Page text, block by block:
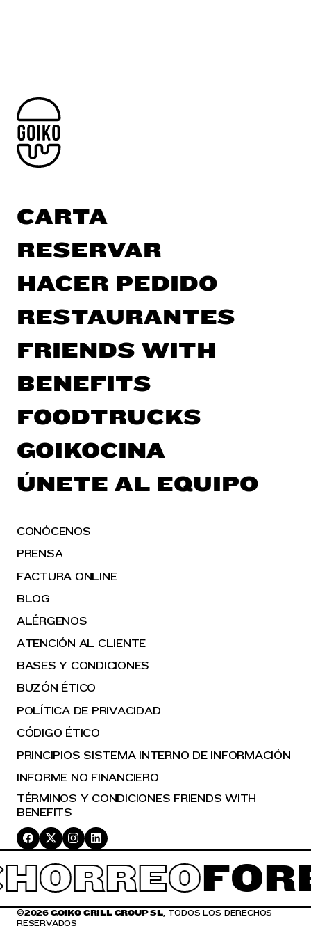
CARTA
RESERVAR
HACER PEDIDO
RESTAURANTES
FRIENDS WITH
BENEFITS
FOODTRUCKS
GOIKOCINA
ÚNETE AL EQUIPO
CONÓCENOS
PRENSA
FACTURA ONLINE
BLOG
ALÉRGENOS
ATENCIÓN AL CLIENTE
BASES Y CONDICIONES
BUZÓN ÉTICO
POLÍTICA DE PRIVACIDAD
CÓDIGO ÉTICO
PRINCIPIOS SISTEMA INTERNO DE INFORMACIÓN
INFORME NO FINANCIERO
TÉRMINOS Y CONDICIONES FRIENDS WITH
BENEFITS
©2026 GOIKO GRILL GROUP SL, TODOS LOS DERECHOS
RESERVADOS